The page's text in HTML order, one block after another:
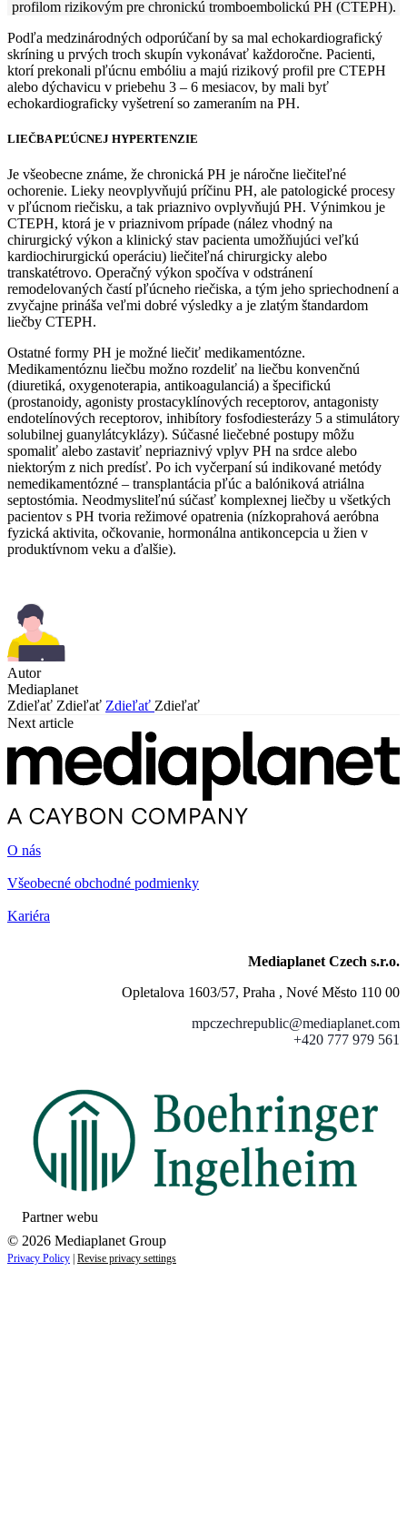
profilom rizikovým pre chronickú tromboembolickú PH (CTEPH).
Podľa medzinárodných odporúčaní by sa mal echokardiografický
skríning u prvých troch skupín vykonávať každoročne. Pacienti,
ktorí prekonali pľúcnu embóliu a majú rizikový profil pre CTEPH
alebo dýchavicu v priebehu 3 – 6 mesiacov, by mali byť
echokardiograficky vyšetrení so zameraním na PH.
LIEČBA PĽÚCNEJ HYPERTENZIE
Je všeobecne známe, že chronická PH je náročne liečiteľné
ochorenie. Lieky neovplyvňujú príčinu PH, ale patologické procesy
v pľúcnom riečisku, a tak priaznivo ovplyvňujú PH. Výnimkou je
CTEPH, ktorá je v priaznivom prípade (nález vhodný na
chirurgický výkon a klinický stav pacienta umožňujúci veľkú
kardiochirurgickú operáciu) liečiteľná chirurgicky alebo
transkatétrovo. Operačný výkon spočíva v odstránení
remodelovaných častí pľúcneho riečiska, a tým jeho spriechodnení a
zvyčajne prináša veľmi dobré výsledky a je zlatým štandardom
liečby CTEPH.
Ostatné formy PH je možné liečiť medikamentózne.
Medikamentóznu liečbu možno rozdeliť na liečbu konvenčnú
(diuretiká, oxygenoterapia, antikoagulanciá) a špecifickú
(prostanoidy, agonisty prostacyklínových receptorov, antagonisty
endotelínových receptorov, inhibítory fosfodiesterázy 5 a stimulátory
solubilnej guanylátcyklázy). Súčasné liečebné postupy môžu
spomaliť alebo zastaviť nepriaznivý vplyv PH na srdce alebo
niektorým z nich predísť. Po ich vyčerpaní sú indikované metódy
nemedikamentózné – transplantácia pľúc a balóniková atriálna
septostómia. Neodmysliteľnú súčasť komplexnej liečby u všetkých
pacientov s PH tvoria režimové opatrenia (nízkoprahová aeróbna
fyzická aktivita, očkovanie, hormonálna antikoncepcia u žien v
produktívnom veku a ďalšie).
Autor
Mediaplanet
Zdieľať Zdieľať Zdieľať Zdieľať
Next article
O nás
Všeobecné obchodné podmienky
Kariéra
Mediaplanet Czech s.r.o.
Opletalova 1603/57, Praha , Nové Město 110 00
mpczechrepublic@mediaplanet.com
+420 777 979 561
Partner webu
© 2026 Mediaplanet Group
Privacy Policy | Revise privacy settings